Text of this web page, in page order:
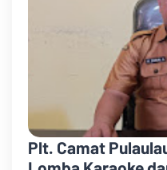
Plt. Camat